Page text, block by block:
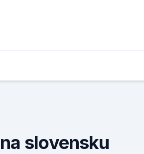
slovensku